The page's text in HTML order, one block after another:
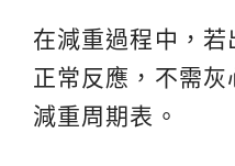
在減重過程中，
正常反應，不需
減重周期表。